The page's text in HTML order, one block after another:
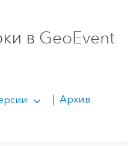
в GeoEvent
Архив